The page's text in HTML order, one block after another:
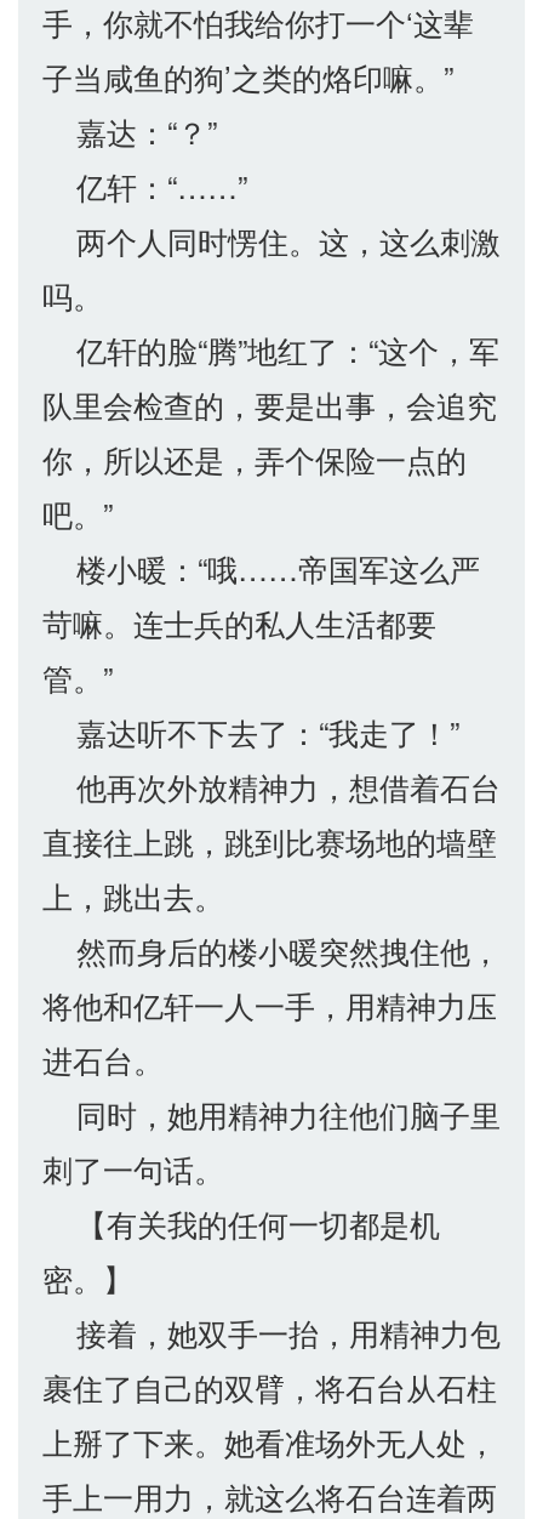
手，你就不怕我给你打一个‘这辈
子当咸鱼的狗’之类的烙印嘛。”
嘉达：“？”
亿轩：“……”
两个人同时愣住。这，这么刺激
吗。
亿轩的脸“腾”地红了：“这个，军
队里会检查的，要是出事，会追究
你，所以还是，弄个保险一点的
吧。”
楼小暖：“哦……帝国军这么严
苛嘛。连士兵的私人生活都要
管。”
嘉达听不下去了：“我走了！”
他再次外放精神力，想借着石台
直接往上跳，跳到比赛场地的墙壁
上，跳出去。
然而身后的楼小暖突然拽住他，
将他和亿轩一人一手，用精神力压
进石台。
同时，她用精神力往他们脑子里
刺了一句话。
【有关我的任何一切都是机
密。】
接着，她双手一抬，用精神力包
裹住了自己的双臂，将石台从石柱
上掰了下来。她看准场外无人处，
手上一用力，就这么将石台连着两